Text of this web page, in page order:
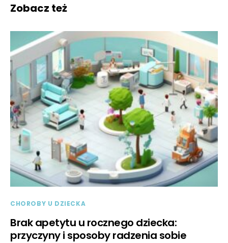
Zobacz też
CHOROBY U DZIECKA
Brak apetytu u rocznego dziecka:
przyczyny i sposoby radzenia sobie